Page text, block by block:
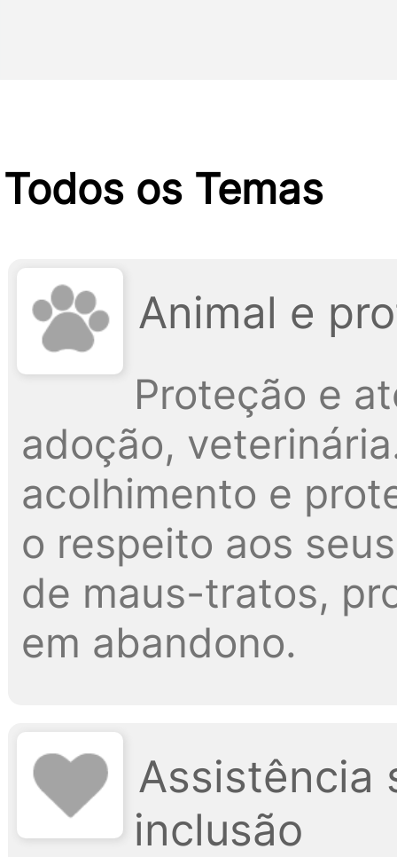
Todos os Temas
Animal e
Proteção e
adoção,
acolhimento e
o respeito aos
de maus-tratos,
em abandono.
Assistência
inclusão